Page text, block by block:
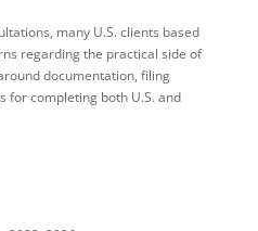
many U.S. clients based
regarding the practical side of
documentation, filing
for completing both U.S. and